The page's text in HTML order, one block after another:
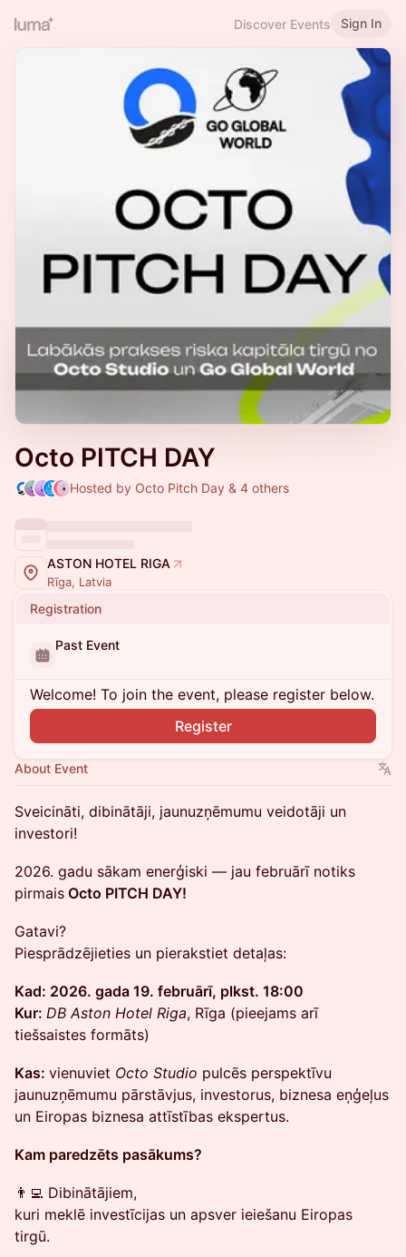
Discover Events Sign In
Octo PITCH DAY
Hosted by Octo Pitch Day & 4 others
ASTON HOTEL RIGA
Rīga, Latvia
Registration
Past Event
Welcome! To join the event, please register below.
Register
About Event
Sveicināti, dibinātāji, jaunuzņēmumu veidotāji un
investori!
2026. gadu sākam enerģiski — jau februārī notiks
pirmais Octo PITCH DAY!
Gatavi?
Piesprādzējieties un pierakstiet detaļas:
Kad: 2026. gada 19. februārī, plkst. 18:00
Kur: DB Aston Hotel Riga, Rīga (pieejams arī
tiešsaistes formāts)
Kas: vienuviet Octo Studio pulcēs perspektīvu
jaunuzņēmumu pārstāvjus, investorus, biznesa eņģeļus
un Eiropas biznesa attīstības ekspertus.
Kam paredzēts pasākums?
👨‍💻 Dibinātājiem,
kuri meklē investīcijas un apsver ieiešanu Eiropas
tirgū.